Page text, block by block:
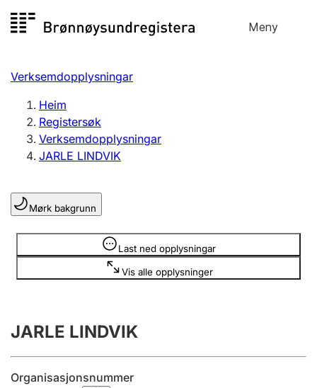
til
Meny
Registersøk
Aksjeselskap
Enkeltpersonføretak
Registrere, endre, slette
Lag og foreining
Registrere, endre, slette
Innsending og forseinkingsgebyr
Verksemdopplysningar
Heim
Registersøk
Verksemdopplysningar
JARLE LINDVIK
Mørk bakgrunn
Last ned opplysningar
Vis alle opplysninger
Opplysninger er skjult
JARLE LINDVIK
Organisasjonsnummer